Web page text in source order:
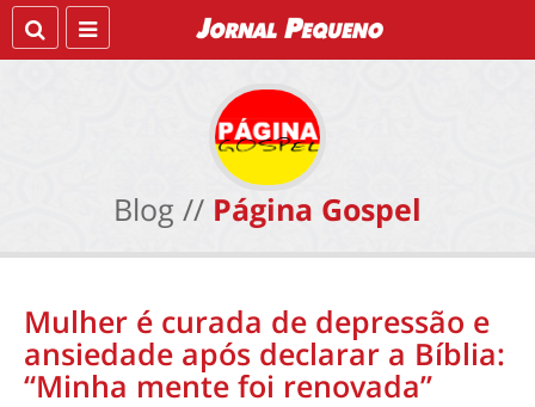
Blog // Página Gospel
Mulher é curada de depressão e
ansiedade após declarar a Bíblia:
“Minha mente foi renovada”